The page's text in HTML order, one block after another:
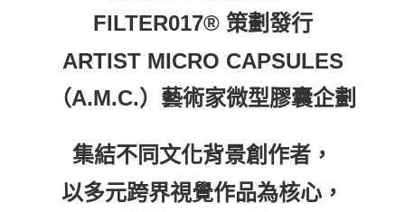
FILTER017® 策劃發行
ARTIST MICRO CAPSULES
（A.M.C.） 藝術家微型膠囊企劃
集結不同文化背景創作者，
以多元跨界視覺作品為核心，